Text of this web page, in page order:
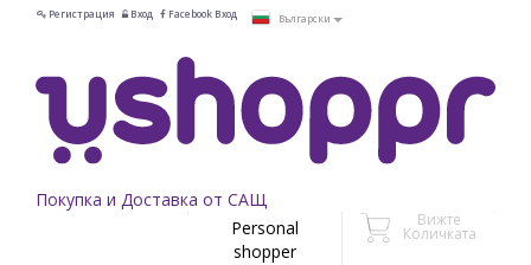
Регистрация Вход Facebook Вход Български
Покупка и Доставка от САЩ
Personal
shopper
Вижте
Количката